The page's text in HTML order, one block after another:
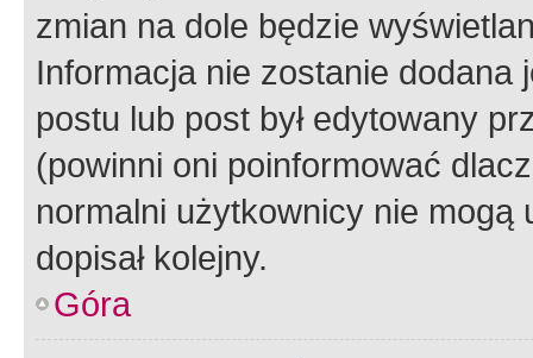
zmian na dole będzie
Informacja nie zostanie dodana
postu lub post był edytowany
(powinni oni poinformować
normalni użytkownicy nie
dopisał kolejny.
Góra